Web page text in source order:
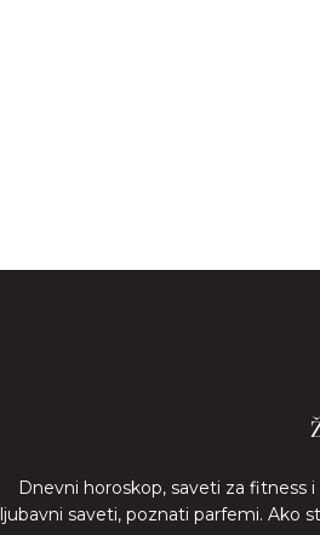
Dnevni horoskop, saveti za fitness
ljubavni saveti, poznati parfemi. Ako